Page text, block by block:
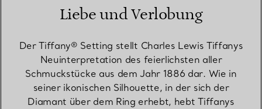
Liebe und Verlobung
Der Tiffany® Setting stellt Charles Lewis Tiffanys
Neuinterpretation des feierlichsten aller
Schmuckstücke aus dem Jahr 1886 dar. Wie in
seiner ikonischen Silhouette, in der sich der
Diamant über dem Ring erhebt, hebt Tiffanys